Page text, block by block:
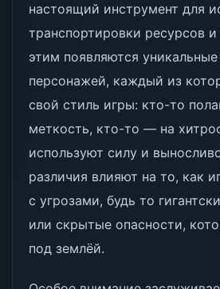
настоящий инструмент для
транспортировки ресурсов
этим появляются
персонажей, каждый из
свой стиль игры: кто-то
меткость, кто-то — на
используют силу и
различия влияют на то, как
с угрозами, будь то
или скрытые опасности,
под землёй.